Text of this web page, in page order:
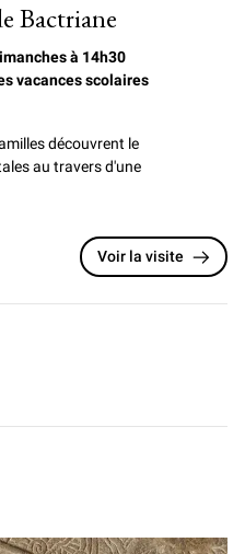
Bactriane
à 14h30
vacances scolaires
découvrent le
au travers d'une
Voir la visite